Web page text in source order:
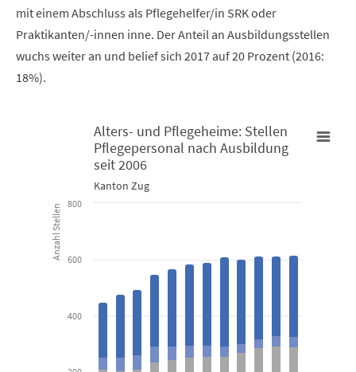
mit einem Abschluss als Pflegehelfer/in SRK oder
Praktikanten/-innen inne. Der Anteil an Ausbildungsstellen
wuchs weiter an und belief sich 2017 auf 20 Prozent (2016:
18%).
Alters- und Pflegeheime: Stellen Pflegepersonal nach
Bar chart with 6 data series.
Kanton Zug
View as data table, Alters- und Pflegeheime: Stellen
The chart has 1 X axis displaying categories.
The chart has 1 Y axis displaying Anzahl Stellen. Data ranges
Anzahl Stellen
Alters- und Pflegeheime: Stellen
Pflegepersonal nach Ausbildung
seit 2006
Kanton Zug
400
600
800